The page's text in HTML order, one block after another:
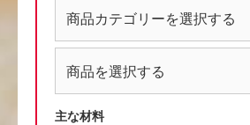
主な材料